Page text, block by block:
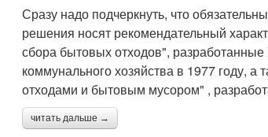
Сразу надо подчеркнуть, что
решения носят рекомендательный
сбора бытовых отходов",
коммунального хозяйства в 1977 году,
отходами и бытовым мусором" ,
читать дальше →